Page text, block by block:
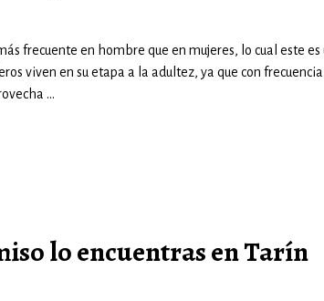
frecuente en hombre que en mujeres, lo cual este es
viven en su etapa a la adultez, ya que con frecuencia
…
lo encuentras en Tarín